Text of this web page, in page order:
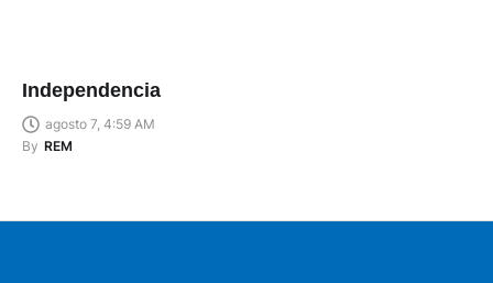
Independencia
agosto 7, 4:59 AM
By REM